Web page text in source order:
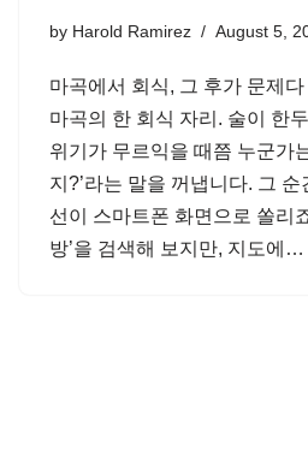
by Harold Ramirez August 5,
마곡에서 회식, 그 후가 문제
마곡의 한 회식 자리. 술이 한
위기가 무르익을 때쯤 누군가
지?’라는 말을 꺼냅니다. 그 순
선이 스마트폰 화면으로 쏠리
방’을 검색해 보지만, 지도에…